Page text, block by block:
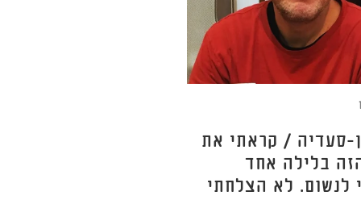
סעדיה / קראתי את
בלילה אחד
לנשום. לא הצלחתי